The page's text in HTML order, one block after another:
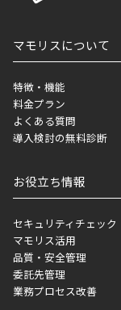
マモリスについて
特徴・機能
料金プラン
よくある質問
導入検討の無料診断
お役立ち情報
セキュリティチェック
マモリス活用
品質・安全管理
委託先管理
業務プロセス改善